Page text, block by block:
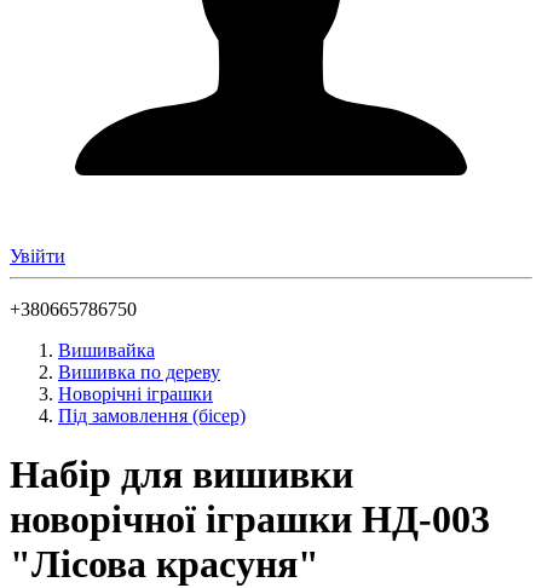
Увійти
+380665786750
Вишивайка
Вишивка по дереву
Новорічні іграшки
Під замовлення (бісер)
Набір для вишивки
новорічної іграшки НД-003
"Лісова красуня"